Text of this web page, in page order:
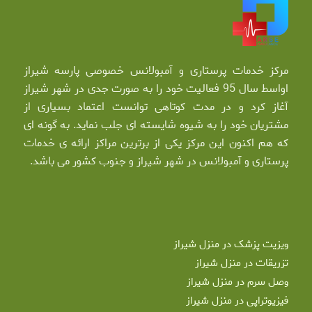
مرکز خدمات پرستاری و آمبولانس خصوصی پارسه شیراز
اواسط سال 95 فعالیت خود را به صورت جدی در شهر شیراز
آغاز کرد و در مدت کوتاهی توانست اعتماد بسیاری از
مشتریان خود را به شیوه شایسته ای جلب نماید. به گونه ای
که هم اکنون این مرکز یکی از برترین مراکز ارائه ی خدمات
پرستاری و آمبولانس در شهر شیراز و جنوب کشور می باشد.
ویزیت پزشک در منزل شیراز
تزریقات در منزل شیراز
وصل سرم در منزل شیراز
فیزیوتراپی در منزل شیراز